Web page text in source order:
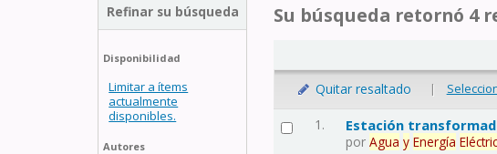
Refinar su búsqueda
Disponibilidad
Limitar a ítems
actualmente
disponibles.
Autores
Su búsqueda retornó 4
Quitar resaltado |
1. Estación
porAgua y Energía